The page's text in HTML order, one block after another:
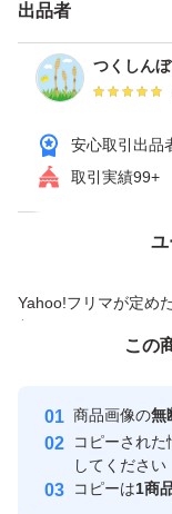
出品者
つくしんぼ
安心取引出品
取引実績99+
ユ
Yahoo!フリマが定め
付与しています
安心取引出品者
取引実績
価格の相
この
商品画像の無
コピーされた
してください
コピーは1商
この商品をみてい